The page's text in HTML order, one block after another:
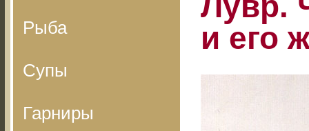
Рыба
Супы
Гарниры
и его